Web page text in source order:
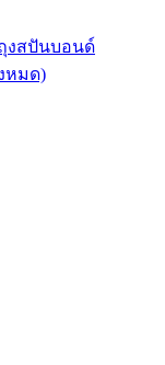
งสปันบอนด์
หมด)